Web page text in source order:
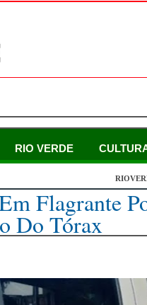
RIO VERDE
Flagrante
Do Tórax